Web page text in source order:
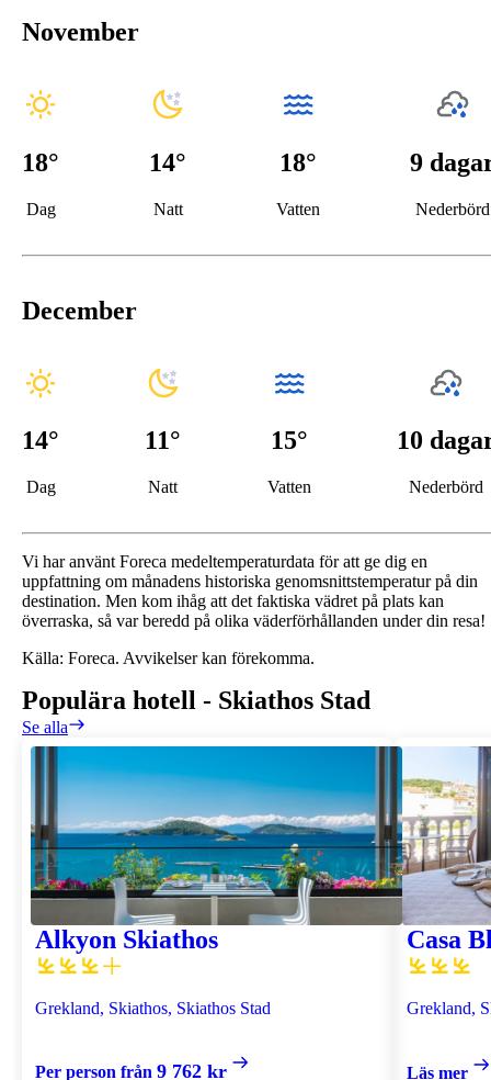
November
18°
Dag
14°
Natt
18°
Vatten
9
Nederbörd
December
14°
Dag
11°
Natt
15°
Vatten
10
Nederbörd
Vi har använt Foreca medeltemperaturdata för att ge dig en
uppfattning om månadens historiska genomsnittstemperatur på din
destination. Men kom ihåg att det faktiska vädret på plats kan
överraska, så var beredd på olika väderförhållanden under din resa!
Källa: Foreca. Avvikelser kan förekomma.
Populära hotell - Skiathos Stad
Se alla
Alkyon Skiathos
Grekland, Skiathos, Skiathos Stad
Per person från 9 762 kr
Casa
Grekland,
Läs mer